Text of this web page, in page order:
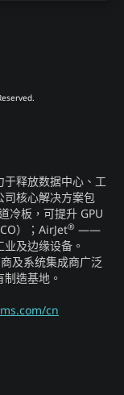
释放数据中心、工
核心解决方案包
板，可提升 GPU
）；AirJet® ——
及边缘设备。
及系统集成商广泛
造基地。
cn